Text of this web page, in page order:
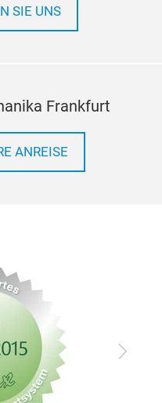
SIE UNS
Frankfurt
ANREISE
Vor